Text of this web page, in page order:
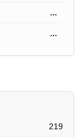
...
...
219